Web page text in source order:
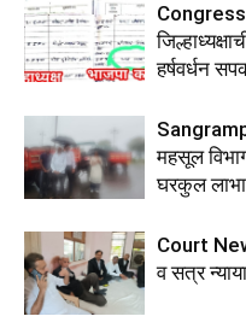
हर्षवर्धन
महसूल
घरकुल
Court
व सत्र